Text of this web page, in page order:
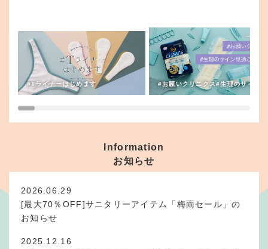
#Tライナーはじめます #お願いクリニクス#生理のサイン
Information
お知らせ
2026.06.29
[最大70％OFF]サニタリーアイテム「梅雨セール」の
お知らせ
2025.12.16